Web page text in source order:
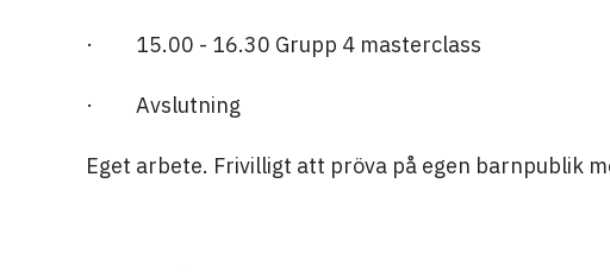
· 15.00 - 16.30 Grupp 4 masterclass
· Avslutning
Eget arbete. Frivilligt att pröva på egen barnpublik